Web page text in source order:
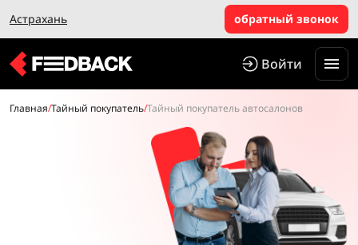
Астрахань обратный звонок
Войти
Главная/Тайный покупатель/Тайный покупатель автосалонов